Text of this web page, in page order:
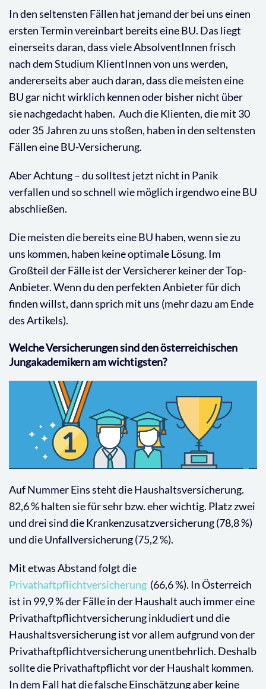
In den seltensten Fällen hat jemand der bei uns einen
ersten Termin vereinbart bereits eine BU. Das liegt
einerseits daran, dass viele AbsolventInnen frisch
nach dem Studium KlientInnen von uns werden,
andererseits aber auch daran, dass die meisten eine
BU gar nicht wirklich kennen oder bisher nicht über
sie nachgedacht haben. Auch die Klienten, die mit 30
oder 35 Jahren zu uns stoßen, haben in den seltensten
Fällen eine BU-Versicherung.
Aber Achtung – du solltest jetzt nicht in Panik
verfallen und so schnell wie möglich irgendwo eine BU
abschließen.
Die meisten die bereits eine BU haben, wenn sie zu
uns kommen, haben keine optimale Lösung. Im
Großteil der Fälle ist der Versicherer keiner der Top-
Anbieter. Wenn du den perfekten Anbieter für dich
finden willst, dann sprich mit uns (mehr dazu am Ende
des Artikels).
Welche Versicherungen sind den österreichischen
Jungakademikern am wichtigsten?
Auf Nummer Eins steht die Haushaltsversicherung.
82,6 % halten sie für sehr bzw. eher wichtig. Platz zwei
und drei sind die Krankenzusatzversicherung (78,8 %)
und die Unfallversicherung (75,2 %).
Mit etwas Abstand folgt die
Privathaftpflichtversicherung (66,6 %). In Österreich
ist in 99,9 % der Fälle in der Haushalt auch immer eine
Privathaftpflichtversicherung inkludiert und die
Haushaltsversicherung ist vor allem aufgrund von der
Privathaftpflichtversicherung unentbehrlich. Deshalb
sollte die Privathaftpflicht vor der Haushalt kommen.
In dem Fall hat die falsche Einschätzung aber keine